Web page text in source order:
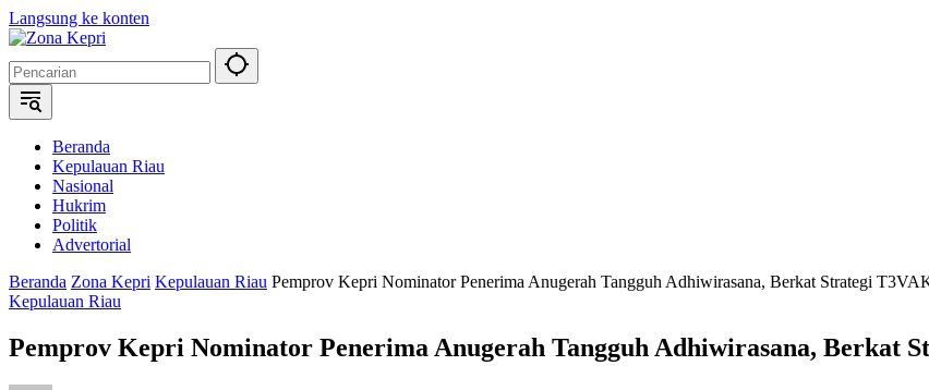
Langsung ke konten
Beranda
Kepulauan Riau
Nasional
Hukrim
Politik
Advertorial
Beranda Zona Kepri Kepulauan Riau Pemprov Kepri Nominator Penerima Anugerah Tangguh Adhiwirasana, Berkat Strategi
Kepulauan Riau
Pemprov Kepri Nominator Penerima Anugerah Tangguh Adhiwirasana, Berkat